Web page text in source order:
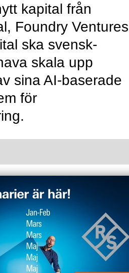
kapital från
Foundry Ventures
ska svensk-
skala upp
sina AI-baserade
för